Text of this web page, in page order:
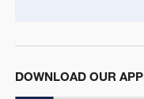
DOWNLOAD OUR APP